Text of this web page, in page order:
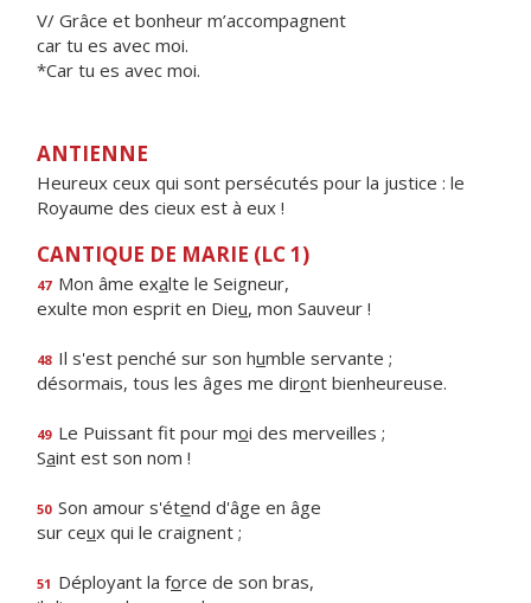
V/ Grâce et bonheur m’accompagnent
car tu es avec moi.
*Car tu es avec moi.
ANTIENNE
Heureux ceux qui sont persécutés pour la justice : le
Royaume des cieux est à eux !
CANTIQUE DE MARIE (LC 1)
47 Mon âme exalte le Seigneur,
exulte mon esprit en Dieu, mon Sauveur !
48 Il s'est penché sur son humble servante ;
désormais, tous les âges me diront bienheureuse.
49 Le Puissant fit pour moi des merveilles ;
Saint est son nom !
50 Son amour s'étend d'âge en âge
sur ceux qui le craignent ;
51 Déployant la force de son bras,